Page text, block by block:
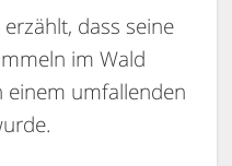
dass seine
im Wald
einem umfallenden